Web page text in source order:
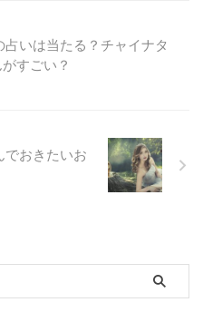
占いは当たる？チャイナタ
すごい？
でおきたいお